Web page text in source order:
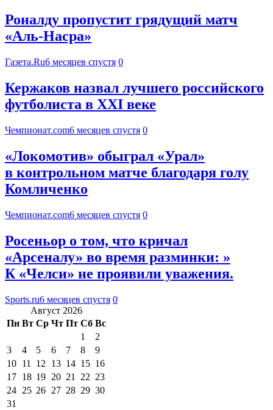
Роналду пропустит грядущий матч
«Аль-Насра»
Газета.Ru6 месяцев спустя 0
Кержаков назвал лучшего российского
футболиста в ХХI веке
Чемпионат.com6 месяцев спустя 0
«Локомотив» обыграл «Урал»
в контрольном матче благодаря голу
Комличенко
Чемпионат.com6 месяцев спустя 0
Росеньор о том, что кричал
«Арсеналу» во время разминки: »
К «Челси» не проявили уважения.
Sports.ru6 месяцев спустя 0
Август 2026
Пн Вт Ср Чт Пт Сб Вс
1
2
3
4 5 6 7 8
9
10 11 12 13 14 15 16
17 18 19 20 21 22 23
24 25 26 27 28 29 30
31